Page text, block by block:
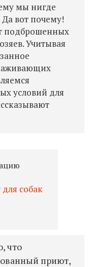
мы нигде
вот почему!
подброшенных
Учитывая
условий для
собак
что
приют,